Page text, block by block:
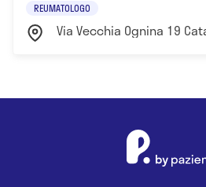
REUMATOLOGO
Via Vecchia Ognina 19